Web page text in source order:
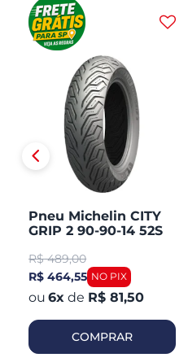
Pneu Michelin CITY
GRIP 2 90-90-14 52S
Dianteiro
R$ 489,00
R$ 464,55
6x de R$ 81,50
COMPRAR